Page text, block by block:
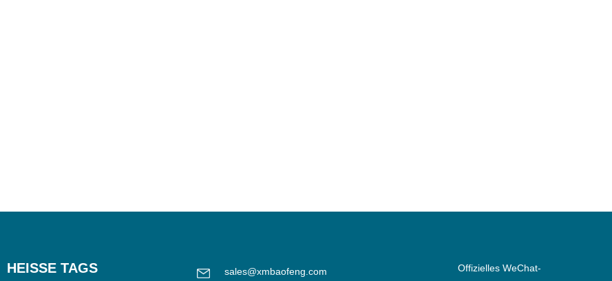
HEISSE TAGS sales@xmbaofeng.com
Offizielles WeChat-